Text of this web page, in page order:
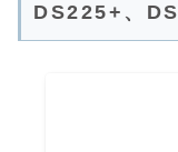
DS225+、